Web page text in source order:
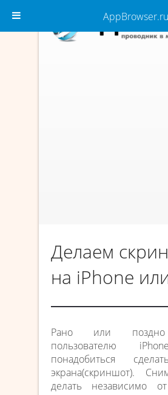
Делаем
на iPhone
Рано или
пользователю
понадобиться
экрана(скриншот).
делать независимо
AppBrowser.ru